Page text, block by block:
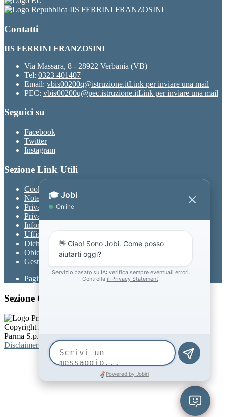
IIS FERRINI FRANZOSINI
Contatti
IIS FERRINI FRANZOSINI
Via Massara, 8 - 28922 Verbania (VB)
Tel: 0323 401407
Email: vbis00200q@istruzione.itLink per inviare una mail
PEC: vbis00200q@pec.istruzione.itLink per inviare una mail
Seguici su
Facebook
Twitter
Instagram
Sezione Link Utili
Cookie policy
Note legali
Privacy
Privacy Policy
Informativa Privacy chatbot Jobi
Ufficio Relazioni con il Pubblico
Dichiarazione di accessibilità
Obiettivi di accessibilità
Gestione consensi cookie
Pagina visualizzata515volte
Sezione Copyright
Copyright 2026 | Engineered and powered by Gruppo Spaggiari
Parma S.p.A. | Divisione Publishing & New Social Media
Disclaimer trattamento dati personali